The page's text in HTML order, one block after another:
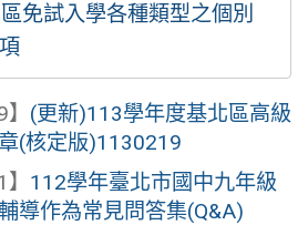
免試入學各種類型之個別
(更新)113學年度基北區高級
(核定版)1130219
112學年臺北市國中九年級
導作為常見問答集(Q&A)